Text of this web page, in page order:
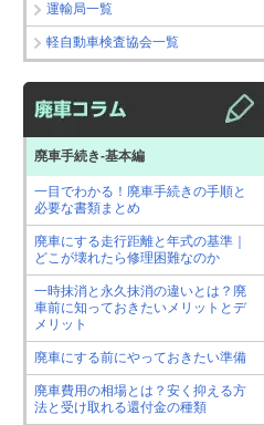
運輸局一覧
軽自動車検査協会一覧
廃車手続き-基本編
一目でわかる！廃車手続きの手順と
必要な書類まとめ
廃車にする走行距離と年式の基準｜
どこが壊れたら修理困難なのか
一時抹消と永久抹消の違いとは？廃
車前に知っておきたいメリットとデ
メリット
廃車にする前にやっておきたい準備
廃車費用の相場とは？安く抑える方
法と受け取れる還付金の種類